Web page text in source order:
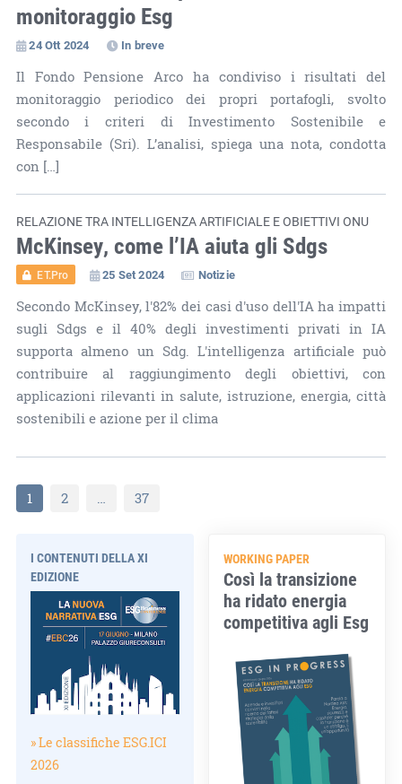
monitoraggio Esg
24 Ott 2024 In breve
Il Fondo Pensione Arco ha condiviso i risultati del
monitoraggio periodico dei propri portafogli, svolto
secondo i criteri di Investimento Sostenibile e
Responsabile (Sri). L’analisi, spiega una nota, condotta
con […]
RELAZIONE TRA INTELLIGENZA ARTIFICIALE E OBIETTIVI ONU
McKinsey, come l’IA aiuta gli Sdgs
ET.Pro 25 Set 2024 Notizie
Secondo McKinsey, l'82% dei casi d'uso dell'IA ha impatti
sugli Sdgs e il 40% degli investimenti privati in IA
supporta almeno un Sdg. L'intelligenza artificiale può
contribuire al raggiungimento degli obiettivi, con
applicazioni rilevanti in salute, istruzione, energia, città
sostenibili e azione per il clima
1 2 … 37
I CONTENUTI DELLA XI
EDIZIONE
» Le classifiche ESG.ICI
2026
WORKING PAPER
Così la transizione
ha ridato energia
competitiva agli Esg